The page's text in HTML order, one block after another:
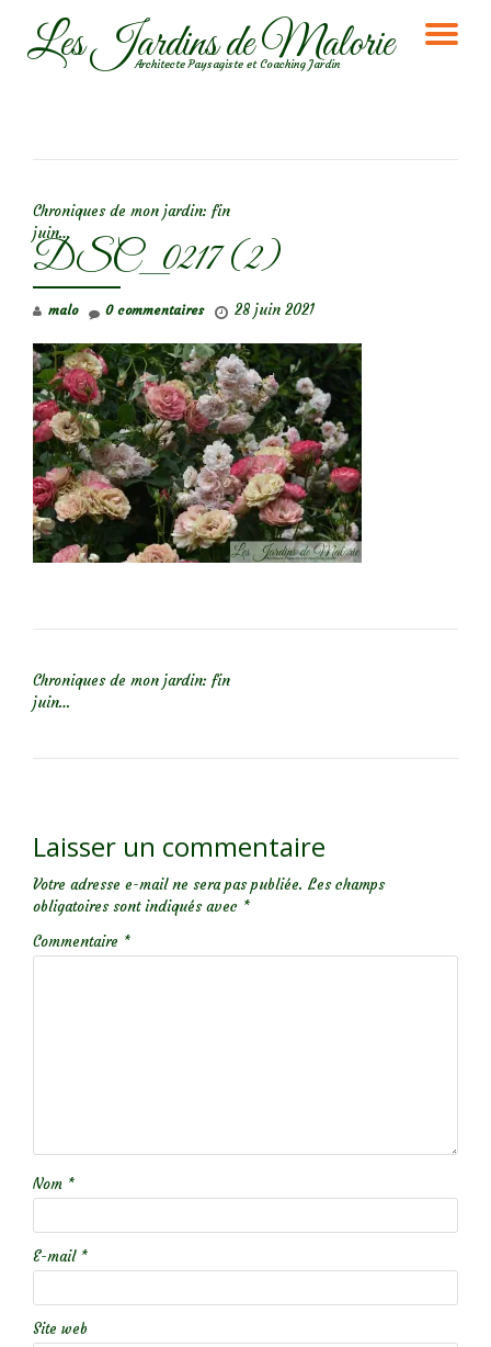
AllerLes Jardins de Malorie
Architecte Paysagiste et Coaching Jardin
Chroniques de mon jardin: fin
juin…
DSC_0217 (2)
malo 28 juin 2021
0 commentaires
Chroniques de mon jardin: fin
juin…
Laisser un commentaire
Votre adresse e-mail ne sera pas publiée. Les champs
obligatoires sont indiqués avec *
Commentaire *
Nom *
E-mail *
Site web